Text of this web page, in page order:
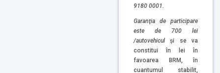
9180 0001.
Garanţia de participare
este de 700 lei
/autovehiculși se va
constitui în lei în
favoarea BRM, în
cuantumul stabilit,